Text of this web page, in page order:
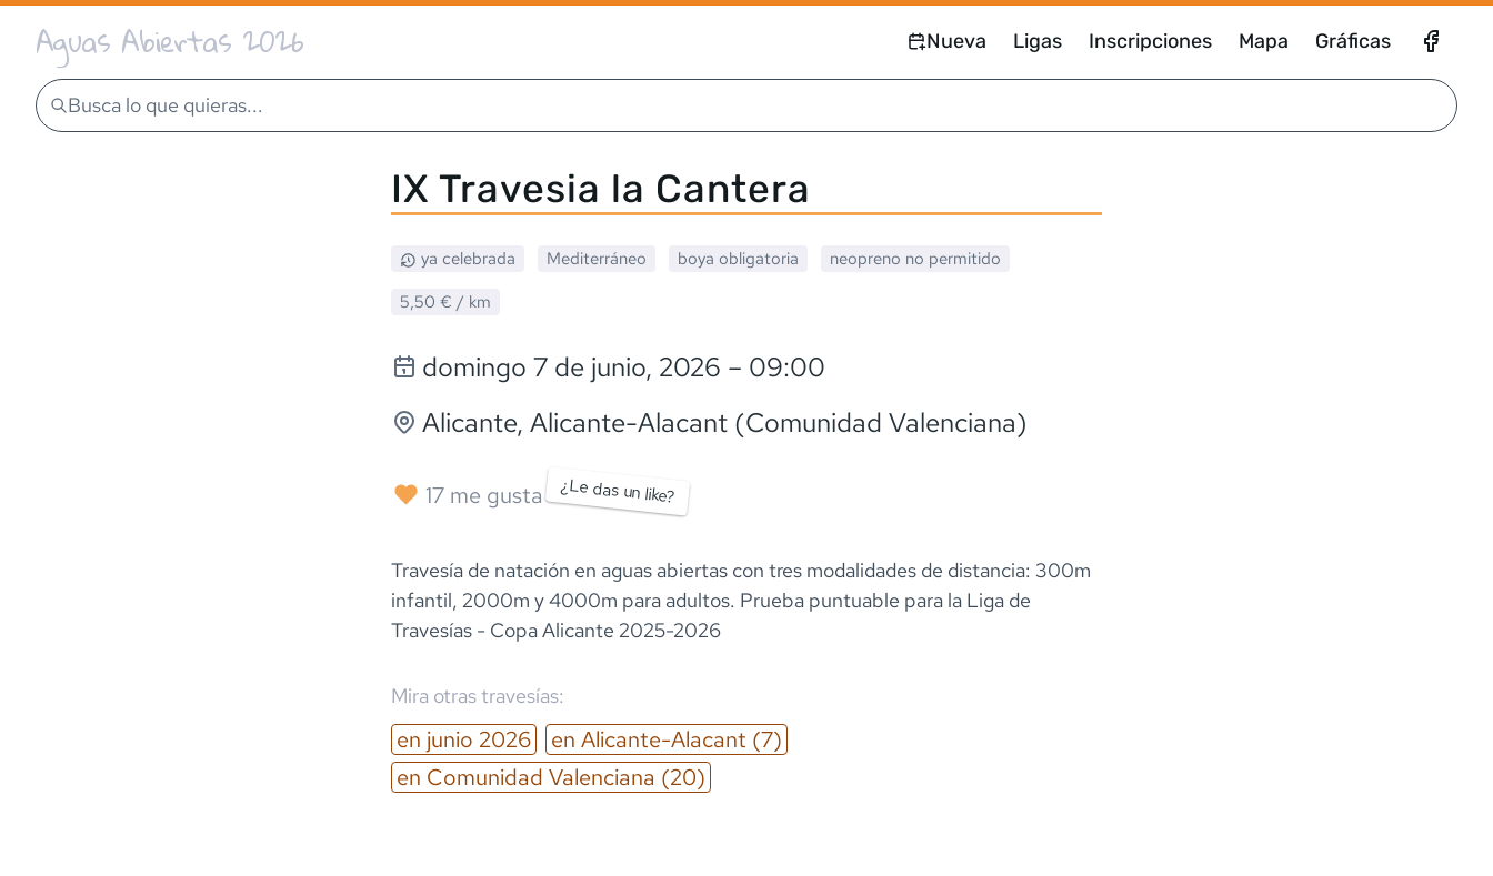
Aguas Abiertas 2026 Nueva Ligas Inscripciones Mapa Gráficas
Busca lo que quieras...
IX Travesia la Cantera
ya celebrada Mediterráneo boya obligatoria neopreno no permitido
5,50 € / km
domingo 7 de junio, 2026 – 09:00
Alicante, Alicante-Alacant (Comunidad Valenciana)
17 me gusta ¿Le das un like?
Travesía de natación en aguas abiertas con tres modalidades de distancia: 300m
infantil, 2000m y 4000m para adultos. Prueba puntuable para la Liga de
Travesías - Copa Alicante 2025-2026
Mira otras travesías:
en junio 2026 en Alicante-Alacant (7)
en Comunidad Valenciana (20)